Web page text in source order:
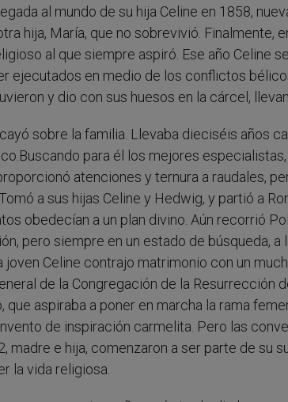
al mundo de su hija Celine en 1858,
hija, María, que no sobrevivió. Finalmente,
al que siempre aspiró. Ese año Celine
ejecutados en medio de los conflictos
y dio con sus huesos en la cárcel,
sobre la familia. Llevaba dieciséis años
para él los mejores
atenciones y ternura a raudales,
a sus hijas Celine y Hedwig, y partió a
obedecían a un plan divino. Aún recorrió
pero siempre en un estado de búsqueda,
joven Celine contrajo matrimonio con un
de la Congregación de la Resurrección
que aspiraba a poner en marcha la rama
de inspiración carmelita. Pero las
madre e hija, comenzaron a ser parte de su
la vida religiosa.